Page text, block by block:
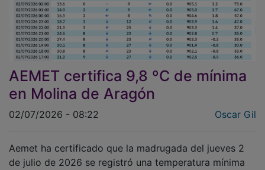
AEMET certifica 9,8 ºC de mínima
en Molina de Aragón
02/07/2026 - 08:22 Oscar Gil
Aemet ha certificado que la madrugada del jueves 2
de julio de 2026 se registró una temperatura mínima